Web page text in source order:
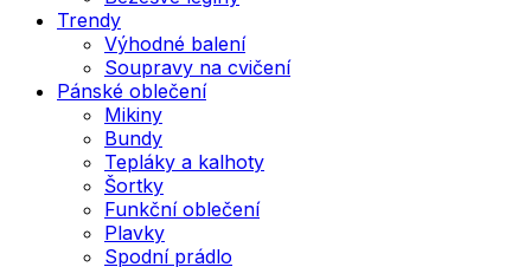
Trendy
Výhodné balení
Soupravy na cvičení
Pánské oblečení
Mikiny
Bundy
Tepláky a kalhoty
Šortky
Funkční oblečení
Plavky
Spodní prádlo